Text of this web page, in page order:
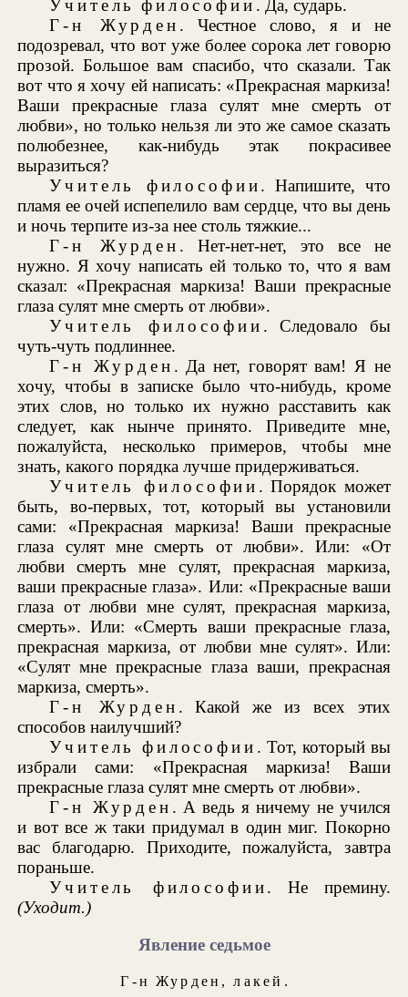
Учитель философии . Да, сударь.
Г-н Журден . Честное слово, я и не
подозревал, что вот уже более сорока лет говорю
прозой. Большое вам спасибо, что сказали. Так
вот что я хочу ей написать: «Прекрасная маркиза!
Ваши прекрасные глаза сулят мне смерть от
любви», но только нельзя ли это же самое сказать
полюбезнее, как-нибудь этак покрасивее
выразиться?
Учитель философии. Напишите, что
пламя ее очей испепелило вам сердце, что вы день
и ночь терпите из-за нее столь тяжкие...
Г-н Журден . Нет-нет-нет, это все не
нужно. Я хочу написать ей только то, что я вам
сказал: «Прекрасная маркиза! Ваши прекрасные
глаза сулят мне смерть от любви».
Учитель философии . Следовало бы
чуть-чуть подлиннее.
Г-н Журден . Да нет, говорят вам! Я не
хочу, чтобы в записке было что-нибудь, кроме
этих слов, но только их нужно расставить как
следует, как нынче принято. Приведите мне,
пожалуйста, несколько примеров, чтобы мне
знать, какого порядка лучше придерживаться.
Учитель философии . Порядок может
быть, во-первых, тот, который вы установили
сами: «Прекрасная маркиза! Ваши прекрасные
глаза сулят мне смерть от любви». Или: «От
любви смерть мне сулят, прекрасная маркиза,
ваши прекрасные глаза». Или: «Прекрасные ваши
глаза от любви мне сулят, прекрасная маркиза,
смерть». Или: «Смерть ваши прекрасные глаза,
прекрасная маркиза, от любви мне сулят». Или:
«Сулят мне прекрасные глаза ваши, прекрасная
маркиза, смерть».
Г-н Журден . Какой же из всех этих
способов наилучший?
Учитель философии . Тот, который вы
избрали сами: «Прекрасная маркиза! Ваши
прекрасные глаза сулят мне смерть от любви».
Г-н Журден . А ведь я ничему не учился
и вот все ж таки придумал в один миг. Покорно
вас благодарю. Приходите, пожалуйста, завтра
пораньше.
Учитель философии. Не премину.
(Уходит.)
Явление седьмое
Г-н Журден ,лакей .